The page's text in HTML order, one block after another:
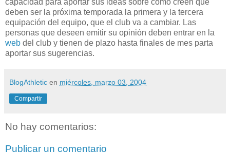
capacidad para aportar sus ideas sobre cómo creen que
deben ser la próxima temporada la primera y la tercera
equipación del equipo, que el club va a cambiar. Las
personas que deseen emitir su opinión deben entrar en la
web del club y tienen de plazo hasta finales de mes parta
aportar sus sugerencias.
BlogAthletic en miércoles, marzo 03, 2004
Compartir
No hay comentarios:
Publicar un comentario